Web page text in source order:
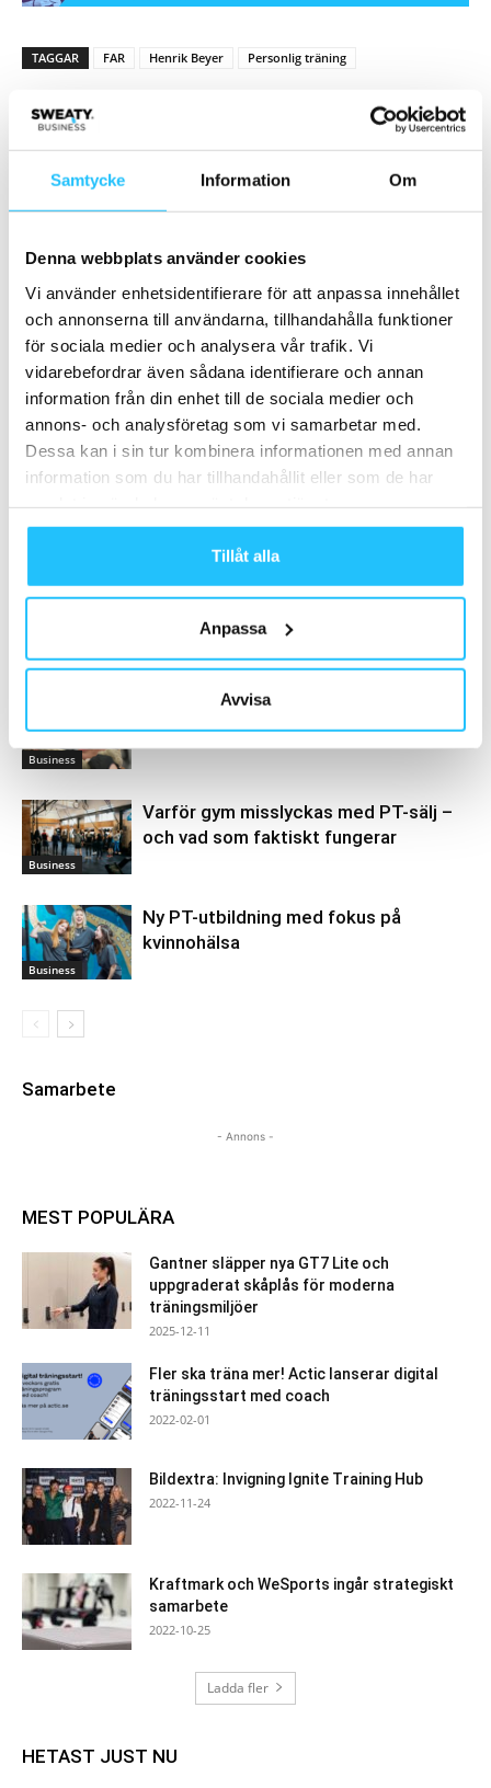
Samtycke Information Om
Denna webbplats använder cookies
Vi använder enhetsidentifierare för att anpassa innehållet
och annonserna till användarna, tillhandahålla funktioner
för sociala medier och analysera vår trafik. Vi
vidarebefordrar även sådana identifierare och annan
information från din enhet till de sociala medier och
annons- och analysföretag som vi samarbetar med.
Dessa kan i sin tur kombinera informationen med annan
information som du har tillhandahållit eller som de har
Tillåt alla
Anpassa
Avvisa
TAGGAR FAR Henrik Beyer Personlig träning
Förra artikeln
Eleiko ny lokal partner till
golftävlingen Volvo Car
Scandinavian Mixed 2022
Målmedvetenhet lönar sig –
Qicraft Nordic är nu ISO 9001-
certifierat
Björn Johansson
Relaterade artiklar Mer av samma författare
Business
Det är aldrig för sent att bli Personlig
Tränare
Business
Varför gym misslyckas med PT-sälj –
och vad som faktiskt fungerar
Business
Ny PT-utbildning med fokus på
kvinnohälsa
Samarbete
- Annons -
MEST POPULÄRA
Gantner släpper nya GT7 Lite och
uppgraderat skåplås för moderna
träningsmiljöer
2025-12-11
Fler ska träna mer! Actic lanserar digital
träningsstart med coach
2022-02-01
Bildextra: Invigning Ignite Training Hub
2022-11-24
Kraftmark och WeSports ingår strategiskt
samarbete
2022-10-25
Ladda fler
HETAST JUST NU